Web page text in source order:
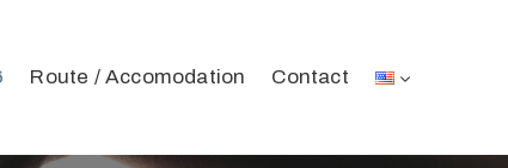
Route / Accomodation Contact